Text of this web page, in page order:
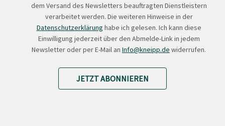
dem Versand des Newsletters beauftragten Dienstleistern
verarbeitet werden. Die weiteren Hinweise in der
Datenschutzerklärung habe ich gelesen. Ich kann diese
Einwilligung jederzeit über den Abmelde-Link in jedem
Newsletter oder per E-Mail an Info@kneipp.de widerrufen.
JETZT ABONNIEREN